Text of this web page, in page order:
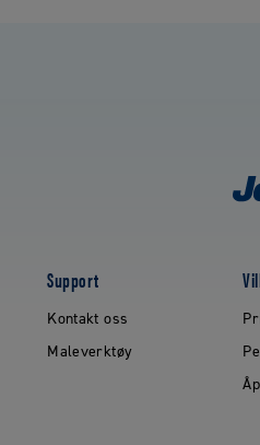
Support
Kontakt oss
Maleverktøy